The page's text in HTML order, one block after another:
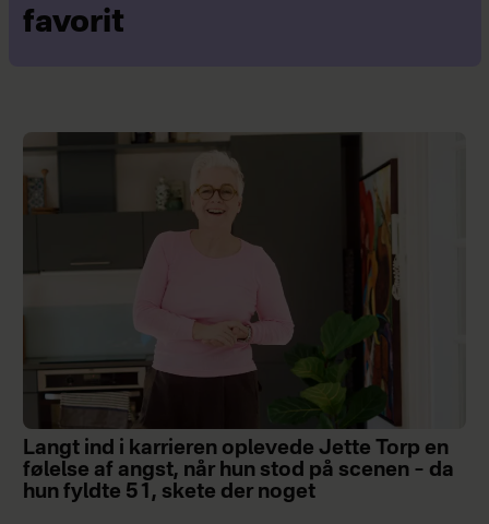
favorit
Langt ind i karrieren oplevede Jette Torp en
følelse af angst, når hun stod på scenen – da
hun fyldte 51, skete der noget